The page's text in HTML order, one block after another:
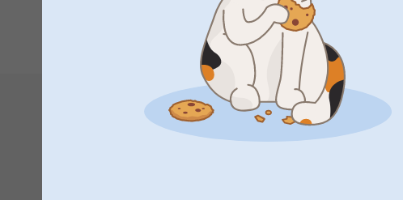
Tack för att du har tagit dig tid att ge oss feedback, det är vi
Du får gärna kontakta oss om kvalitén på din produkt inte
kika på om något har blivit fel i tillverkningen hos oss. Du
kundservice@smartphoto.se eller per telefon 0525-17000.
Varma hälsningar,
Johanna, Smartphoto
1